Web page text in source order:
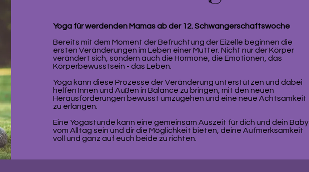
Yoga für werdenden Mamas ab der 12. Schwangerschaftswoche
Bereits mit dem Moment der Befruchtung der Eizelle beginnen die
ersten Veränderungen im Leben einer Mutter. Nicht nur der Körper
verändert sich, sondern auch die Hormone, die Emotionen, das
Körperbewusstsein - das Leben.
Yoga kann diese Prozesse der Veränderung unterstützen und dabei
helfen Innen und Außen in Balance zu bringen, mit den neuen
Herausforderungen bewusst umzugehen und eine neue Achtsamkeit
zu erlangen.
Eine Yogastunde kann eine gemeinsam Auszeit für dich und dein Baby
vom Alltag sein und dir die Möglichkeit bieten, deine Aufmerksamkeit
voll und ganz auf euch beide zu richten.